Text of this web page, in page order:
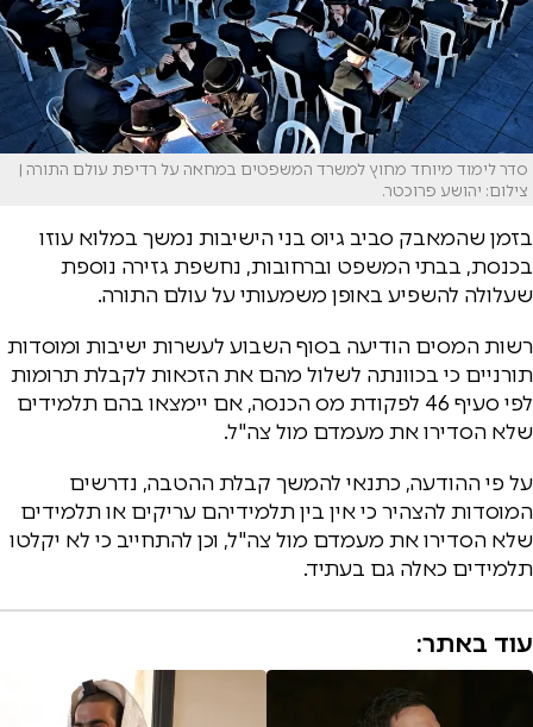
סדר לימוד מיוחד מחוץ למשרד המשפטים במחאה על רדיפת עולם התורה |
צילום: יהושע פרוכטר.
בזמן שהמאבק סביב גיוס בני הישיבות נמשך במלוא עוזו
בכנסת, בבתי המשפט וברחובות, נחשפת גזירה נוספת
שעלולה להשפיע באופן משמעותי על עולם התורה.
רשות המסים הודיעה בסוף השבוע לעשרות ישיבות ומוסדות
תורניים כי בכוונתה לשלול מהם את הזכאות לקבלת תרומות
לפי סעיף 46 לפקודת מס הכנסה, אם יימצאו בהם תלמידים
שלא הסדירו את מעמדם מול צה"ל.
על פי ההודעה, כתנאי להמשך קבלת ההטבה, נדרשים
המוסדות להצהיר כי אין בין תלמידיהם עריקים או תלמידים
שלא הסדירו את מעמדם מול צה"ל, וכן להתחייב כי לא יקלטו
תלמידים כאלה גם בעתיד.
עוד באתר: